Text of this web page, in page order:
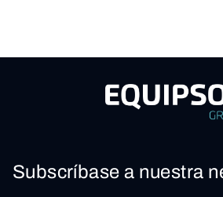
Subscríbase a nuestra